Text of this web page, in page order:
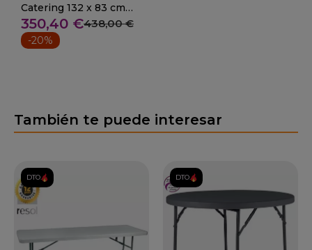
Catering 132 x 83 cm
22-CARRO C1
350,40 €438,00 €
-20%
También te puede interesar
DTO. DTO.